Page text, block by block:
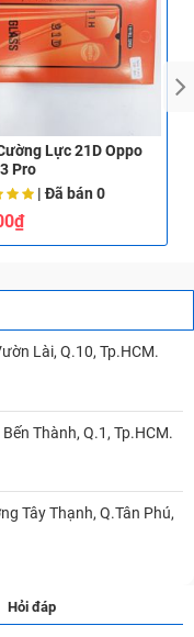
Lực 21D Oppo
Pro
| Đã bán 0
Lài, Q.10, Tp.HCM.
Thành, Q.1, Tp.HCM.
Tây Thạnh, Q.Tân Phú,
Hỏi đáp